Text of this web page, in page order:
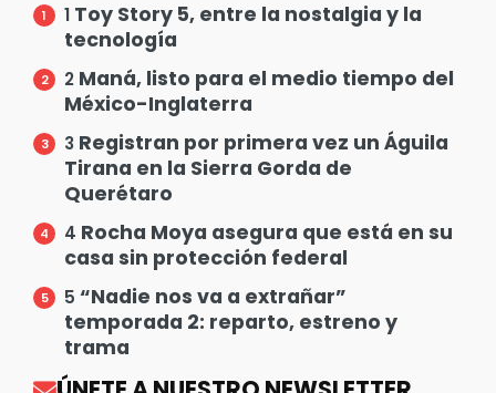
1 Toy Story 5, entre la nostalgia y la
tecnología
2 Maná, listo para el medio tiempo del
México-Inglaterra
3 Registran por primera vez un Águila
Tirana en la Sierra Gorda de
Querétaro
4 Rocha Moya asegura que está en su
casa sin protección federal
5 “Nadie nos va a extrañar”
temporada 2: reparto, estreno y
trama